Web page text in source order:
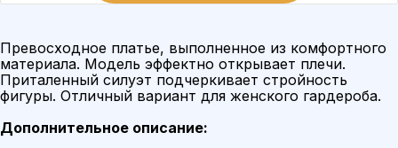
Превосходное платье, выполненное из комфортного
материала. Модель эффектно открывает плечи.
Приталенный силуэт подчеркивает стройность
фигуры. Отличный вариант для женского гардероба.
Дополнительное описание: